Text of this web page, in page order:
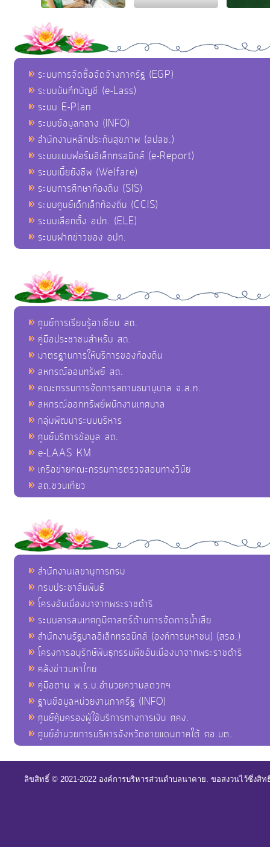
ระบบการจัดซื้อจัดจ้างภาครัฐ (EGP)
ระบบบันทึกบัญชี (e-Lass)
ระบบ E-Plan
ระบบข้อมูลกลาง (INFO)
สำนักงานหลักประกันสุขภาพ (สปสช.)
ระบบแบบฟอร์มอิเล็กทรอนิกส์ (e-Report)
ระบบเบี้ยยังชีพ (Welfare)
ระบบการศึกษาท้องถิ่น (SIS)
ระบบศูนย์เด็กเล็กท้องถิ่น (CCIS)
ระบบเลือกตั้ง อปท. (ELE)
ระบบฝากข่าวของ อปท.
ศูนย์การเรียนรู้อาเซียน สถ.
คู่มือประชาชนสำหรับ สถ.
มาตรฐานการให้บริการของท้องถิ่น
สหกรณ์ออมทรัพย์ สถ.
คณะกรรมการจัดการสถานธนานุบาล จ.ส.ท.
สหกรณ์ออกทรัพย์พนักงานเทศบาล
กลุ่มพัฒนาระบบบริหาร
ศูนย์บริการข้อมูล สถ.
e-LAAS KM
เครือข่ายคณะกรรมการตรวจสอบทางวินัย
สถ.ชวนเที่ยว
สำนักงานเลขานุการกรม
กรมประชาสัมพันธ์
โครงอันเนื่องมาจากพระราชดำริ
ระบบสารสนเทศภูมิศาสตร์ด้านการจัดการน้ำเสีย
สำนักงานรัฐบาลอิเล็กทรอนิกส์ (องค์การมหาชน) (สรอ.)
โครงการอนุรักษ์พันธุกรรมพืชอันเนื่องมาจากพระราชดำริ
คลังข่าวมหาไทย
คู่มือตาม พ.ร.บ.อำนวยความสดวกฯ
ฐานข้อมูลหน่วยงานภาครัฐ (INFO)
ศูนย์คุ้มครองผู้ใช้บริการทางการเงิน ศคง.
ศูนย์อำนวยการบริหารจังหวัดชายแดนภาคใต้ ศอ.บต.
ลิขสิทธิ์ © 2021-2022 องค์การบริหารส่วนตำบลนาคาย. ขอสงวนไว้ซึ่งสิ